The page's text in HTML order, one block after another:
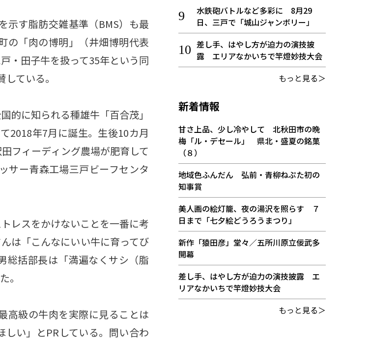
示す脂肪交雑基準（BMS）も最
の「肉の博明」（井畑博明代表
・田子牛を扱って35年という同
ている。
的に知られる種雄牛「百合茂」
2018年7月に誕生。生後10カ月
フィーディング農場が肥育して
サー青森工場三戸ビーフセンタ
レスをかけないことを一番に考
は「こんなにいい牛に育ってび
総括部長は「満遍なくサシ（脂
。
高級の牛肉を実際に見ることは
い」とPRしている。問い合わ
水鉄砲バトルなど多彩に 8月29
日、三戸で「城山ジャンボリー」
差し手、はやし方が迫力の演技披
露 エリアなかいちで竿燈妙技大会
もっと見る＞
新着情報
甘さ上品、少し冷やして 北秋田市の晩
梅「ル・デセール」 県北・盛夏の銘菓
（８）
地域色ふんだん 弘前・青柳ねぷた初の
知事賞
美人画の絵灯籠、夜の湯沢を照らす ７
日まで「七夕絵どうろうまつり」
新作「猿田彦」堂々／五所川原立佞武多
開幕
差し手、はやし方が迫力の演技披露 エ
リアなかいちで竿燈妙技大会
もっと見る＞